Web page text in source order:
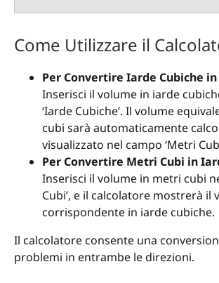
Come Utilizzare il
Per Convertire Iarde Cubiche
Inserisci il volume in iarde
‘Iarde Cubiche’. Il volume
cubi sarà automaticamente
visualizzato nel campo ‘Metri
Per Convertire Metri Cubi in
Inserisci il volume in metri cubi
Cubi’, e il calcolatore mostrerà il
corrispondente in iarde cubiche.
Il calcolatore consente una
problemi in entrambe le direzioni.